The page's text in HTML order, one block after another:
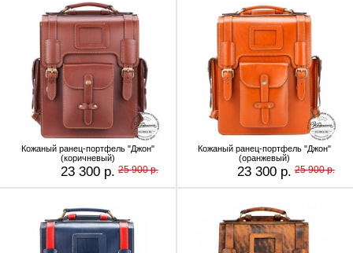
Кожаный ранец-портфель "Джон"
(коричневый)
23 300 р. 25 900 р.
Кожаный ранец-портфель "Джон"
(оранжевый)
23 300 р. 25 900 р.